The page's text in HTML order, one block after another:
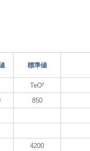
標準値
TeO²
850
4200